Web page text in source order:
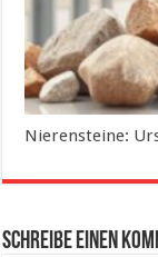
Nierensteine:
Schreibe einen